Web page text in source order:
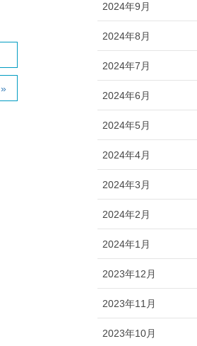
2024年9月
2024年8月
2024年7月
2024年6月
2024年5月
2024年4月
2024年3月
2024年2月
2024年1月
2023年12月
2023年11月
2023年10月